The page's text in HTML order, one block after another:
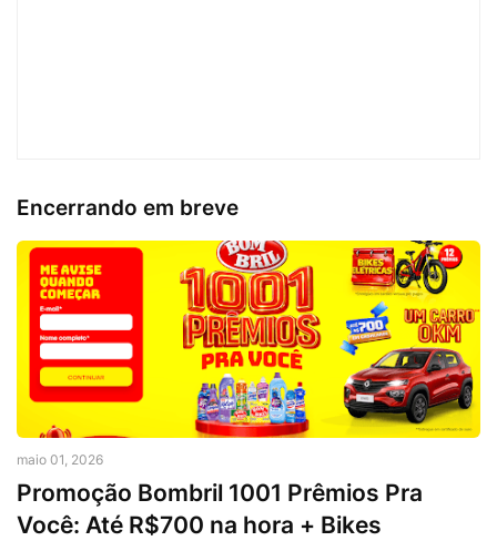
Encerrando em breve
maio 01, 2026
Promoção Bombril 1001 Prêmios Pra
Você: Até R$700 na hora + Bikes